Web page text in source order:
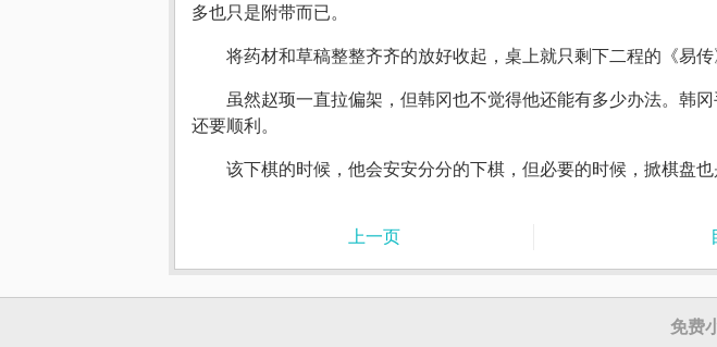
多也只是附带而已。
将药材和草稿整整齐齐的放好收起，桌上就只剩下二程的《易
虽然赵顼一直拉偏架，但韩冈也不觉得他还能有多少办法。韩
还要顺利。
该下棋的时候，他会安安分分的下棋，但必要的时候，掀棋盘也
上一页
免费